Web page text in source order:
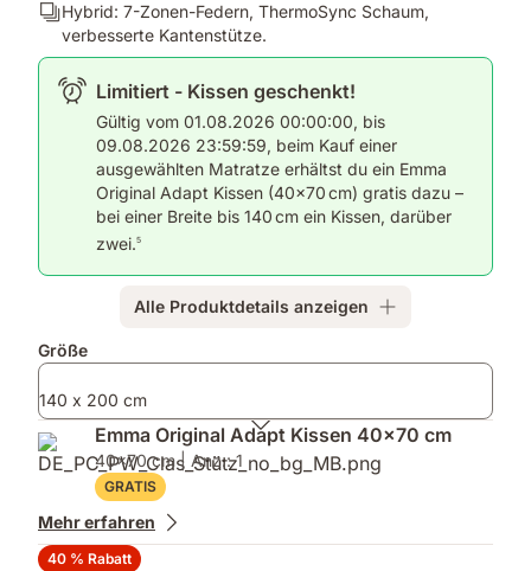
umhüllendes
Gefühl
mit
ausgewogenem
Halt.
27
Ergonomie/Zonen:
Hybrid:
7-
Zonen-
Federn,
ThermoSync
Schaum,
verbesserte
Kantenstütze.
Hybrid: 7-Zonen-Federn, ThermoSync Schaum,
verbesserte Kantenstütze.
Limitiert - Kissen geschenkt!
Gültig vom 01.08.2026 00:00:00, bis
09.08.2026 23:59:59, beim Kauf einer
ausgewählten Matratze erhältst du ein Emma
Original Adapt Kissen (40×70 cm) gratis dazu –
bei einer Breite bis 140 cm ein Kissen, darüber
zwei.5
Alle Produktdetails anzeigen
Zusatzprodukte
Größe
140 x 200 cm
Emma Original Adapt Kissen 40x70 cm
40x70 cm | Anz.: 1
GRATIS
Mehr erfahren
40 % Rabatt